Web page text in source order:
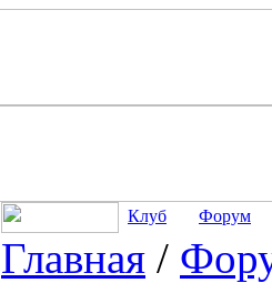
Клуб Форум
Главная /